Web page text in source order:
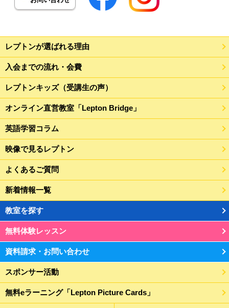
レプトンが選ばれる理由
入会までの流れ・会費
レプトンキッズ（受講生の声）
オンライン直営教室「Lepton Bridge」
英語学習コラム
映像で見るレプトン
よくあるご質問
新着情報一覧
教室を探す
無料体験レッスン
資料請求・お問い合わせ
スポンサー活動
無料eラーニング「Lepton Picture Cards」